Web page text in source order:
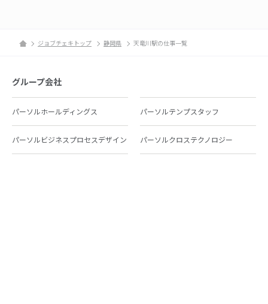
ジョブチェキトップ 静岡県 天竜川駅の仕事一覧
グループ会社
パーソルホールディングス パーソルテンプスタッフ
パーソルビジネスプロセスデザイン パーソルクロステクノロジー